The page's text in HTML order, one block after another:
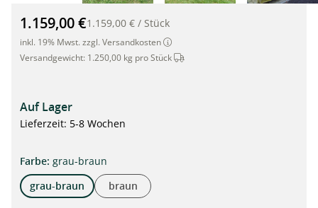
hanit® Picknick Sitzgruppe ISOLA, 200 x 174 x 78cm, grau-
1.159,00 €1.159,00 € / Stück
inkl. 19% Mwst. zzgl. Versandkosten
Versandgewicht: 1.250,00 kg pro Stück Dieser Artikel wird per Spedition
Auf Lager
Lieferzeit: 5-8 Wochen
Farbeauswählen
: grau-braun
grau-braun
braun